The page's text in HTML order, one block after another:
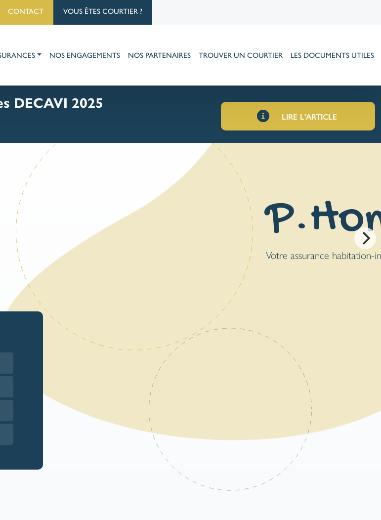
CONTACT VOUS ÊTES COURTIER ?
NOS ENGAGEMENTS NOS PARTENAIRES TROUVER UN COURTIER LES DOCUMENTS UTILES
DECAVI 2025
LIRE L'ARTICLE
m².